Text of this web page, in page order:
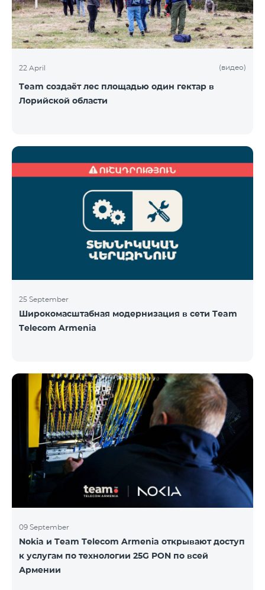
22 April (видео)
Team создаёт лес площадью один гектар в
Лорийской области
25 September
Широкомасштабная модернизация в сети Team
Telecom Armenia
09 September
Nokia и Team Telecom Armenia открывают доступ
к услугам по технологии 25G PON по всей
Армении